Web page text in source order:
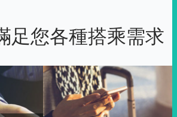
足您各種搭乘需求